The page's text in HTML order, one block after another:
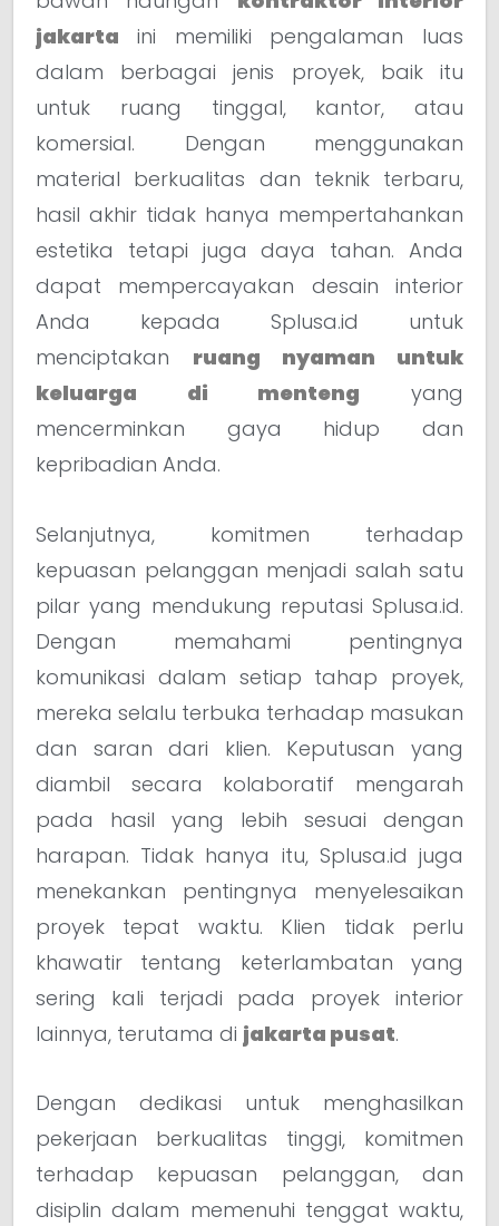
jakarta
ini memiliki pengalaman luas
dalam berbagai jenis proyek, baik itu
untuk ruang tinggal, kantor, atau
komersial. Dengan menggunakan
material berkualitas dan teknik terbaru,
hasil akhir tidak hanya mempertahankan
estetika tetapi juga daya tahan. Anda
dapat mempercayakan desain interior
Anda kepada Splusa.id untuk
menciptakan ruang nyaman untuk
keluarga di menteng
yang
mencerminkan gaya hidup dan
kepribadian Anda.
Selanjutnya, komitmen terhadap
kepuasan pelanggan menjadi salah satu
pilar yang mendukung reputasi Splusa.id.
Dengan memahami pentingnya
komunikasi dalam setiap tahap proyek,
mereka selalu terbuka terhadap masukan
dan saran dari klien. Keputusan yang
diambil secara kolaboratif mengarah
pada hasil yang lebih sesuai dengan
harapan. Tidak hanya itu, Splusa.id juga
menekankan pentingnya menyelesaikan
proyek tepat waktu. Klien tidak perlu
khawatir tentang keterlambatan yang
sering kali terjadi pada proyek interior
lainnya, terutama di jakarta pusat.
Dengan dedikasi untuk menghasilkan
pekerjaan berkualitas tinggi, komitmen
terhadap kepuasan pelanggan, dan
disiplin dalam memenuhi tenggat waktu,